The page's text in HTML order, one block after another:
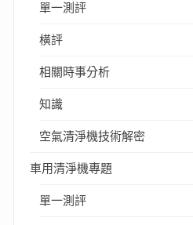
單一測評
橫評
相關時事分析
知識
空氣清淨機技術解密
車用清淨機專題
單一測評